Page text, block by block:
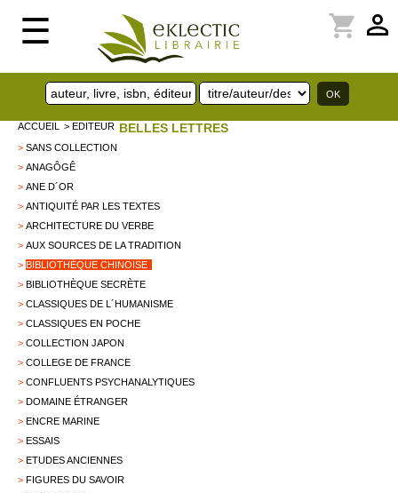
☰ perm_identity
shopping_cart
ACCUEIL > EDITEUR BELLES LETTRES
> SANS COLLECTION
> ANAGÔGÊ
> ANE D´OR
> ANTIQUITÉ PAR LES TEXTES
> ARCHITECTURE DU VERBE
> AUX SOURCES DE LA TRADITION
> BIBLIOTHÈQUE CHINOISE
> BIBLIOTHÈQUE SECRÈTE
> CLASSIQUES DE L´HUMANISME
> CLASSIQUES EN POCHE
> COLLECTION JAPON
> COLLEGE DE FRANCE
> CONFLUENTS PSYCHANALYTIQUES
> DOMAINE ÉTRANGER
> ENCRE MARINE
> ESSAIS
> ETUDES ANCIENNES
> FIGURES DU SAVOIR